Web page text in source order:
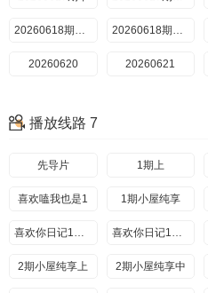
202607228期二 202607238期三
202607248期下
202607299期纯享二
202608019期陪看 202608029期陪看
2026080510期一 2026080510期二
2026080710期上 2026080710期下
20260618期纯享 20260618期抢先
20260620 20260621
20260624期纯享下
20260626期上 20260626期下
20260630 20260701期上
20260701期纯享下 20260702期上
20260702期纯享下 20260702期尝鲜
播放线路 7
先导片 1期上
喜欢嗑我也是1 1期小屋纯享
喜欢你日记1期上 喜欢你日记1期下
2期小屋纯享上 2期小屋纯享中